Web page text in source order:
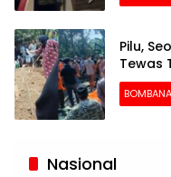
Pilu,
Tewas
BOMBANA
Siaran
Nasional